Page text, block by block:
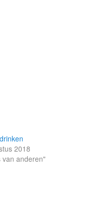
2018
van anderen"